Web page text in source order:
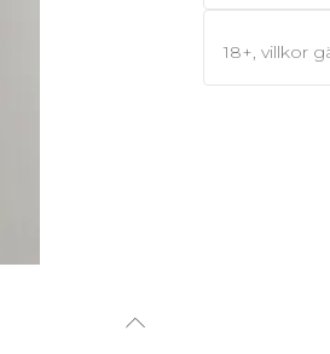
18+, villkor